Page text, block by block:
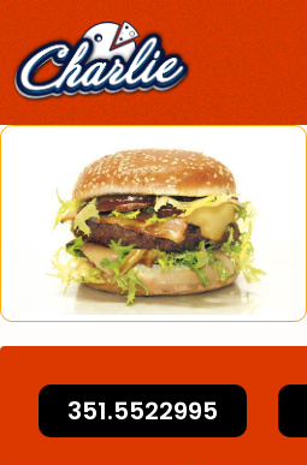
351.5522995